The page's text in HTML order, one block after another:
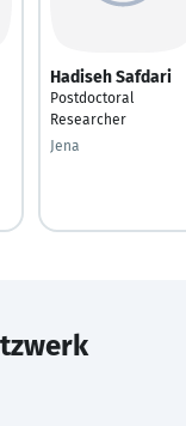
Hadiseh Safdari
Postdoctoral
Researcher
Jena